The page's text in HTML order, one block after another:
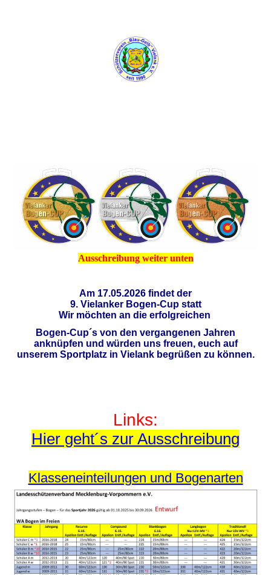
Ausschreibung weiter unten
Am 17.05.2026 findet der
9. Vielanker Bogen-Cup statt
Wir möchten an die erfolgreichen
Bogen-Cup´s von den vergangenen Jahren
anknüpfen und würden uns freuen, euch auf
unserem Sportplatz in Vielank begrüßen zu können.
Links:
Hier geht´s zur Ausschreibung
Klasseneinteilungen und Bogenarten